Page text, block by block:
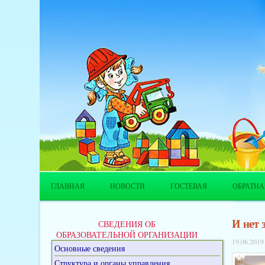
ГЛАВНАЯ НОВОСТИ ГОСТЕВАЯ
СВЕДЕНИЯ ОБ
ОБРАЗОВАТЕЛЬНОЙ ОРГАНИЗАЦИИ
Основные сведения
И нет
19.06.2019